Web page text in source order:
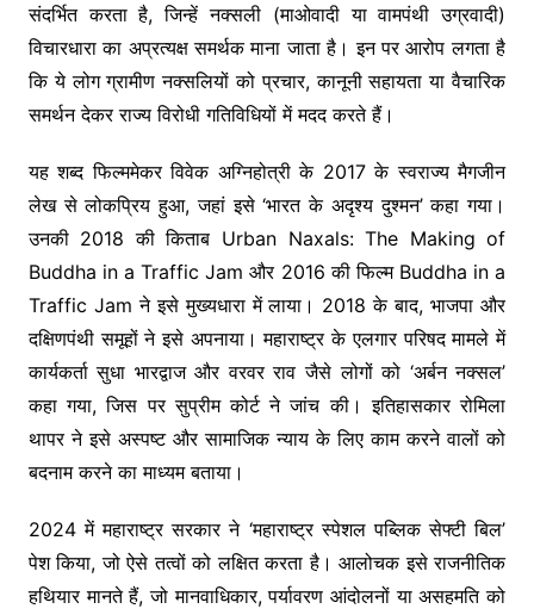
संदर्भित करता है, जिन्हें नक्सली (माओवादी या वामपंथी उग्रवादी)
विचारधारा का अप्रत्यक्ष समर्थक माना जाता है। इन पर आरोप लगता है
कि ये लोग ग्रामीण नक्सलियों को प्रचार, कानूनी सहायता या वैचारिक
समर्थन देकर राज्य विरोधी गतिविधियों में मदद करते हैं।
यह शब्द फिल्ममेकर विवेक अग्निहोत्री के 2017 के स्वराज्य मैगजीन
लेख से लोकप्रिय हुआ, जहां इसे ‘भारत के अदृश्य दुश्मन’ कहा गया।
उनकी 2018 की किताब Urban Naxals: The Making of
Buddha in a Traffic Jam और 2016 की फिल्म Buddha in a
Traffic Jam ने इसे मुख्यधारा में लाया। 2018 के बाद, भाजपा और
दक्षिणपंथी समूहों ने इसे अपनाया। महाराष्ट्र के एलगार परिषद मामले में
कार्यकर्ता सुधा भारद्वाज और वरवर राव जैसे लोगों को ‘अर्बन नक्सल’
कहा गया, जिस पर सुप्रीम कोर्ट ने जांच की। इतिहासकार रोमिला
थापर ने इसे अस्पष्ट और सामाजिक न्याय के लिए काम करने वालों को
बदनाम करने का माध्यम बताया।
2024 में महाराष्ट्र सरकार ने ‘महाराष्ट्र स्पेशल पब्लिक सेफ्टी बिल’
पेश किया, जो ऐसे तत्वों को लक्षित करता है। आलोचक इसे राजनीतिक
हथियार मानते हैं, जो मानवाधिकार, पर्यावरण आंदोलनों या असहमति को